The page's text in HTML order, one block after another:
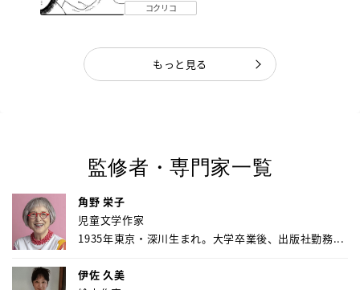
コクリコ
もっと見る
監修者・専門家一覧
角野 栄子
児童文学作家
1935年東京・深川生まれ。大学卒業後、出版社勤務...
伊佐 久美